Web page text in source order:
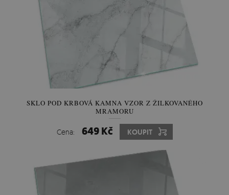
SKLO POD KRBOVÁ KAMNA VZOR Z ŽILKOVANÉHO
MRAMORU
Cena: 649 Kč KOUPIT